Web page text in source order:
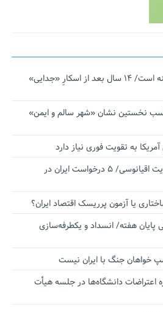
نجات‌دهنده‌ همچنان در آیینه است/ ۱۴ سال بعد از اسکارِ «جدایی»
نخستین نشان «شهر سالم و ایمن»
به تقویت فوری نیاز دارد
اقتدار ناوگروه ۱۰۳ در مأموریت‌ اقیانوسی/ ۵ درخواست ایران در
یا آزمون پرریسک اقتصاد ایران؟
پایان هفته/ انسداد و یکطرفه‌سازی
خواهان جنگ با ایران نیست
اعتراضات دانشگاه‌ها در جلسه هیأت